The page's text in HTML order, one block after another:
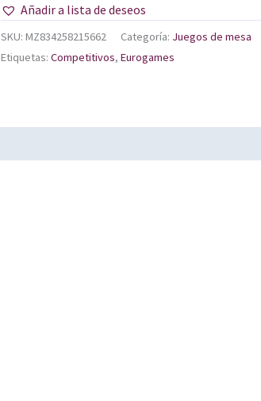
Añadir a lista de deseos
SKU: MZ834258215662 Categoría: Juegos de mesa
Etiquetas: Competitivos, Eurogames